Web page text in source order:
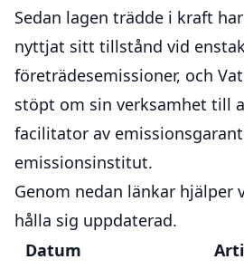
Sedan lagen trädde i kraft
nyttjat sitt tillstånd vid
företrädesemissioner, och
stöpt om sin verksamhet till
facilitator av
emissionsinstitut.
Genom nedan länkar hjälper
hålla sig uppdaterad.
Datum